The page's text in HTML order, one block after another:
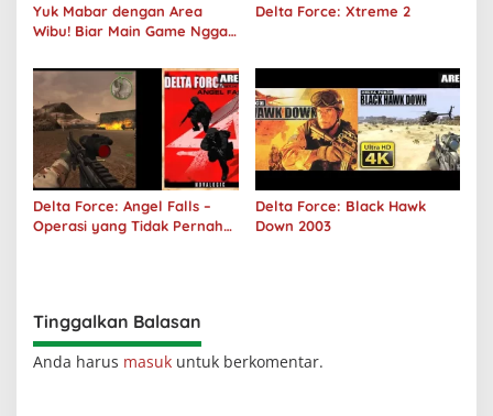
Yuk Mabar dengan Area
Wibu! Biar Main Game Nggak
Delta Force: Xtreme 2
Delta Force: Angel Falls –
Operasi yang Tidak Pernah
Delta Force: Black Hawk
Down 2003
Tinggalkan Balasan
Anda harus masuk untuk berkomentar.